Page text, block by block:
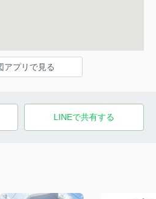
アプリで見る
LINEで共有する